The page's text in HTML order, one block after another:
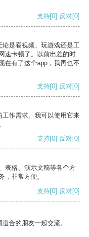
支持[0] 反对[0]
是看视频、玩游戏还是工
速卡顿了。以前出差的时
在有了这个app，我再也不
支持[0] 反对[0]
作需求。我可以使用它来
支持[0] 反对[0]
表格、演示文稿等各个方
，非常方便。
支持[0] 反对[0]
合的朋友一起交流。